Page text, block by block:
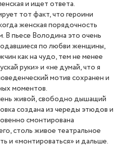
и ищет ответа.
тот факт, что героини
женская порядочность
В пьесе Володина это очень
по любви женщины,
как на чудо, тем не менее
руки» и «не думай, что я
мотив сохранен и
моментов.
живой, свободно дышащий
создана из череды этюдов и
смонтирована
столь живое театральное
и «монтироваться» и дальше.